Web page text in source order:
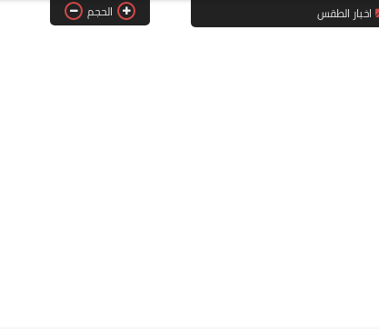
اخبار الطقس الحجم